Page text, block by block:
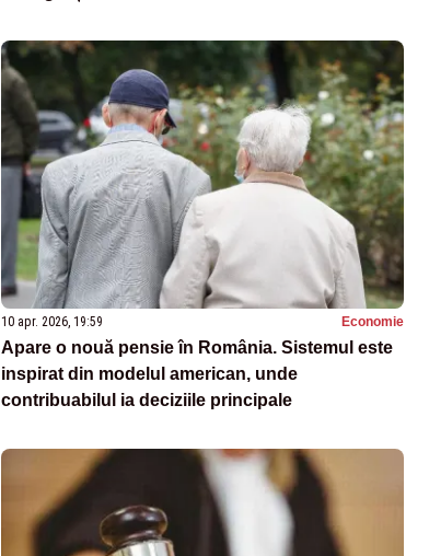
10 apr. 2026, 19:59 Economie
Apare o nouă pensie în România. Sistemul este
inspirat din modelul american, unde
contribuabilul ia deciziile principale